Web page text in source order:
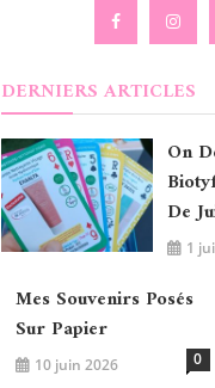
DERNIERS ARTICLES
On
De
1
Mes Souvenirs Posés
Sur Papier
10 juin 2026 0